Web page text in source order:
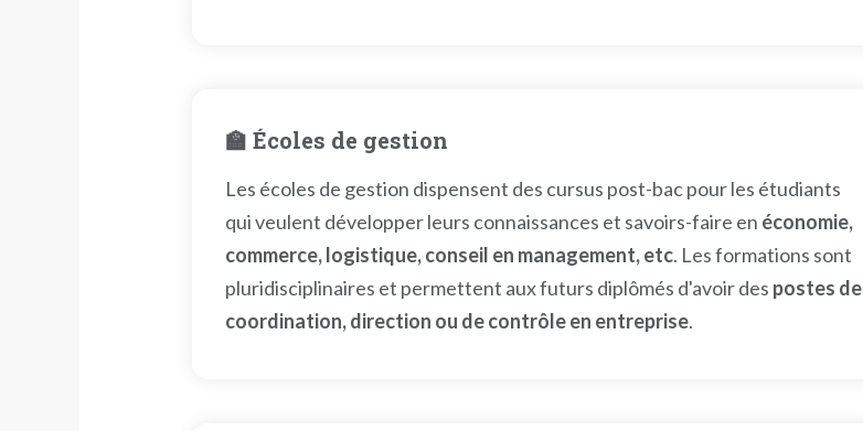
🏫 Écoles de gestion
Les écoles de gestion dispensent des cursus post-bac pour les étudiants
qui veulent développer leurs connaissances et savoirs-faire en économie,
commerce, logistique, conseil en management, etc. Les formations sont
pluridisciplinaires et permettent aux futurs diplômés d'avoir des postes de
coordination, direction ou de contrôle en entreprise.